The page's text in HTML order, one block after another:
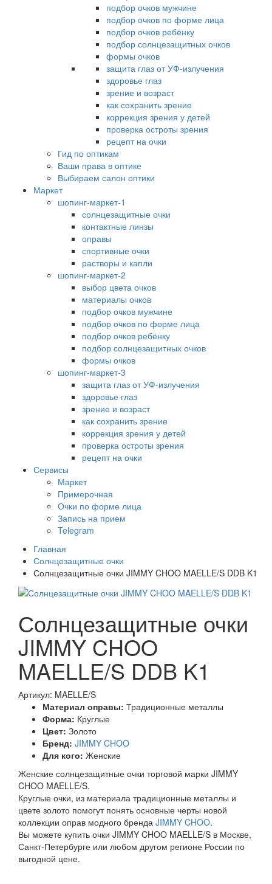
подбор очков мужчине
подбор очков по форме лица
подбор очков ребёнку
подбор солнцезащитных очков
формы очков
защита глаз от УФ-излучения
здоровье глаз
зрение и возраст
как сохранить зрение
коррекция зрения у детей
проверка остроты зрения
рецепт на очки
Гид по оптикам
Ваши права в оптике
Выбираем салон оптики
Маркет
шопинг-маркет-1
солнцезащитные очки
контактные линзы
оправы
спортивные очки
растворы и капли
шопинг-маркет-2
выбор цвета очков
материалы очков
подбор очков мужчине
подбор очков по форме лица
подбор очков ребёнку
подбор солнцезащитных очков
формы очков
шопинг-маркет-3
защита глаз от УФ-излучения
здоровье глаз
зрение и возраст
как сохранить зрение
коррекция зрения у детей
проверка остроты зрения
рецепт на очки
Сервисы
Маркет
Примерочная
Очки по форме лица
Запись на прием
Telegram
Главная
Солнцезащитные очки
Солнцезащитные очки JIMMY CHOO MAELLE/S DDB K1
Солнцезащитные очки
JIMMY CHOO
MAELLE/S DDB K1
Артикул: MAELLE/S
Материал оправы: Традиционные металлы
Форма: Круглые
Цвет: Золото
Бренд: JIMMY CHOO
Для кого: Женские
Женские солнцезащитные очки торговой марки JIMMY
CHOO MAELLE/S.
Круглые очки, из материала традиционные металлы и
цвете золото помогут понять основные черты новой
коллекции оправ модного бренда JIMMY CHOO.
Вы можете купить очки JIMMY CHOO MAELLE/S в Москве,
Санкт-Петербурге или любом другом регионе России по
выгодной цене.